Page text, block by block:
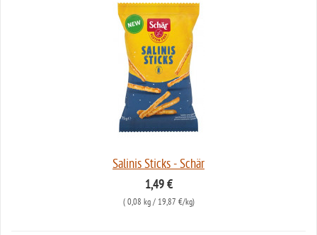
Salinis Sticks - Schär
1,49 €
( 0,08 kg/ 19,87 €/kg)